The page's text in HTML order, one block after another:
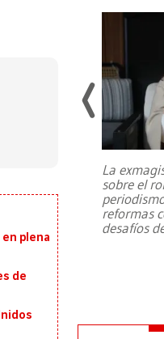
en plena
de
de
La
sobre el
reformas
desafíos